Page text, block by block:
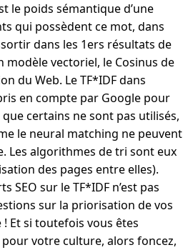
le poids sémantique d’une
qui possèdent ce mot, dans
dans les 1ers résultats de
modèle vectoriel, le Cosinus de
du Web. Le TF*IDF dans
en compte par Google pour
certains ne sont pas utilisés,
le neural matching ne peuvent
Les algorithmes de tri sont eux
des pages entre elles).
sur le TF*IDF n’est pas
sur la priorisation de vos
Et si toutefois vous êtes
votre culture, alors foncez,